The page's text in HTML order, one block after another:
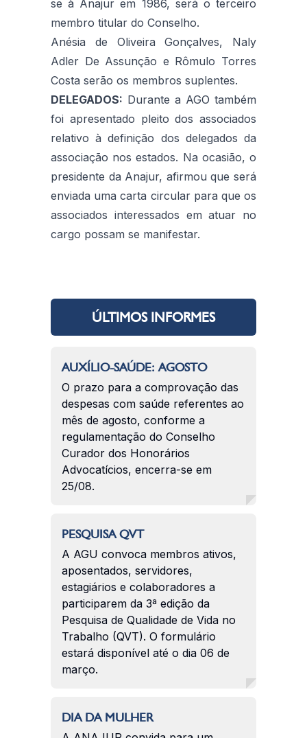
se à Anajur em 1986, será o terceiro
membro titular do Conselho.
Anésia de Oliveira Gonçalves, Naly
Adler De Assunção e Rômulo Torres
Costa serão os membros suplentes.
DELEGADOS: Durante a AGO também
foi apresentado pleito dos associados
relativo à definição dos delegados da
associação nos estados. Na ocasião, o
presidente da Anajur, afirmou que será
enviada uma carta circular para que os
associados interessados em atuar no
cargo possam se manifestar.
ÚLTIMOS INFORMES
AUXÍLIO-SAÚDE: AGOSTO
O prazo para a comprovação das
despesas com saúde referentes ao
mês de agosto, conforme a
regulamentação do Conselho
Curador dos Honorários
Advocatícios, encerra-se em
25/08.
PESQUISA QVT
A AGU convoca membros ativos,
aposentados, servidores,
estagiários e colaboradores a
participarem da 3ª edição da
Pesquisa de Qualidade de Vida no
Trabalho (QVT). O formulário
estará disponível até o dia 06 de
março.
DIA DA MULHER